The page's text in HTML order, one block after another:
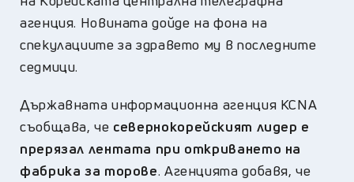
агенция. Новината дойде на фона на
спекулациите за здравето му в последните
седмици.
Държавната информационна агенция KCNA
съобщава, че севернокорейският лидер e
прерязал лентата при откриването на
фабрика за торове. Агенцията добавя, че